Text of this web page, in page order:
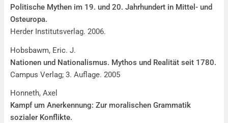
Politische Mythen im 19. und 20. Jahrhundert in Mittel- und
Osteuropa.
Herder Institutsverlag. 2006.
Hobsbawm, Eric. J.
Nationen und Nationalismus. Mythos und Realität seit 1780.
Campus Verlag; 3. Auflage. 2005
Honneth, Axel
Kampf um Anerkennung: Zur moralischen Grammatik
sozialer Konflikte.